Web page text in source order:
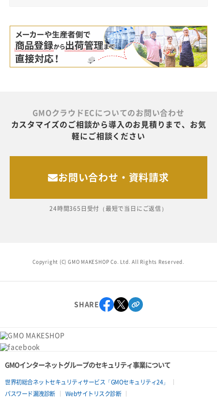
GMOクラウドECについてのお問い合わせ
カスタマイズのご相談から導入のお見積りまで、お気
軽にご相談ください
お問い合わせ・資料請求
24時間365日受付（最短で当日にご返信）
Copyright (C) GMO MAKESHOP Co. Ltd. All Rights Reserved.
SHARE
GMOインターネットグループのセキュリティ事業について
世界初総合ネットセキュリティサービス「GMOセキュリティ24」
パスワード漏洩診断
Webサイトリスク診断